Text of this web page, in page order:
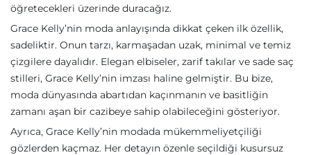
öğretecekleri üzerinde duracağız.
Grace Kelly’nin moda anlayışında dikkat çeken ilk özellik,
sadeliktir. Onun tarzı, karmaşadan uzak, minimal ve temiz
çizgilere dayalıdır. Elegan elbiseler, zarif takılar ve sade saç
stilleri, Grace Kelly’nin imzası haline gelmiştir. Bu bize,
moda dünyasında abartıdan kaçınmanın ve basitliğin
zamanı aşan bir cazibeye sahip olabileceğini gösteriyor.
Ayrıca, Grace Kelly’nin modada mükemmeliyetçiliği
gözlerden kaçmaz. Her detayın özenle seçildiği kusursuz